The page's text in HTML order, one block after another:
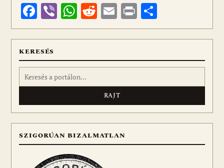
Facebook
ViberWhatsApp
Reddit
Email
Print
meg
KERESÉS
Keresés:
SZIGORÚAN BIZALMATLAN